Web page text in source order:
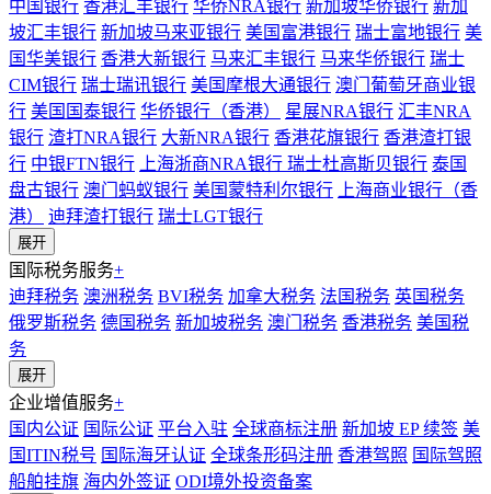
中国银行 香港汇丰银行 华侨NRA银行 新加坡华侨银行 新加
坡汇丰银行 新加坡马来亚银行 美国富港银行 瑞士富地银行 美
国华美银行 香港大新银行 马来汇丰银行 马来华侨银行 瑞士
CIM银行 瑞士瑞讯银行 美国摩根大通银行 澳门葡萄牙商业银
行 美国国泰银行 华侨银行（香港） 星展NRA银行 汇丰NRA
银行 渣打NRA银行 大新NRA银行 香港花旗银行 香港渣打银
行 中银FTN银行 上海浙商NRA银行 瑞士杜高斯贝银行 泰国
盘古银行 澳门蚂蚁银行 美国蒙特利尔银行
上海商业银行（香
港）
迪拜渣打银行 瑞士LGT银行
展开
国际税务服务+
迪拜税务 澳洲税务 BVI税务 加拿大税务 法国税务 英国税务
俄罗斯税务 德国税务 新加坡税务 澳门税务 香港税务 美国税
务
展开
企业增值服务+
国内公证 国际公证 平台入驻 全球商标注册 新加坡 EP 续签 美
国ITIN税号 国际海牙认证 全球条形码注册 香港驾照 国际驾照
船舶挂旗 海内外签证 ODI境外投资备案